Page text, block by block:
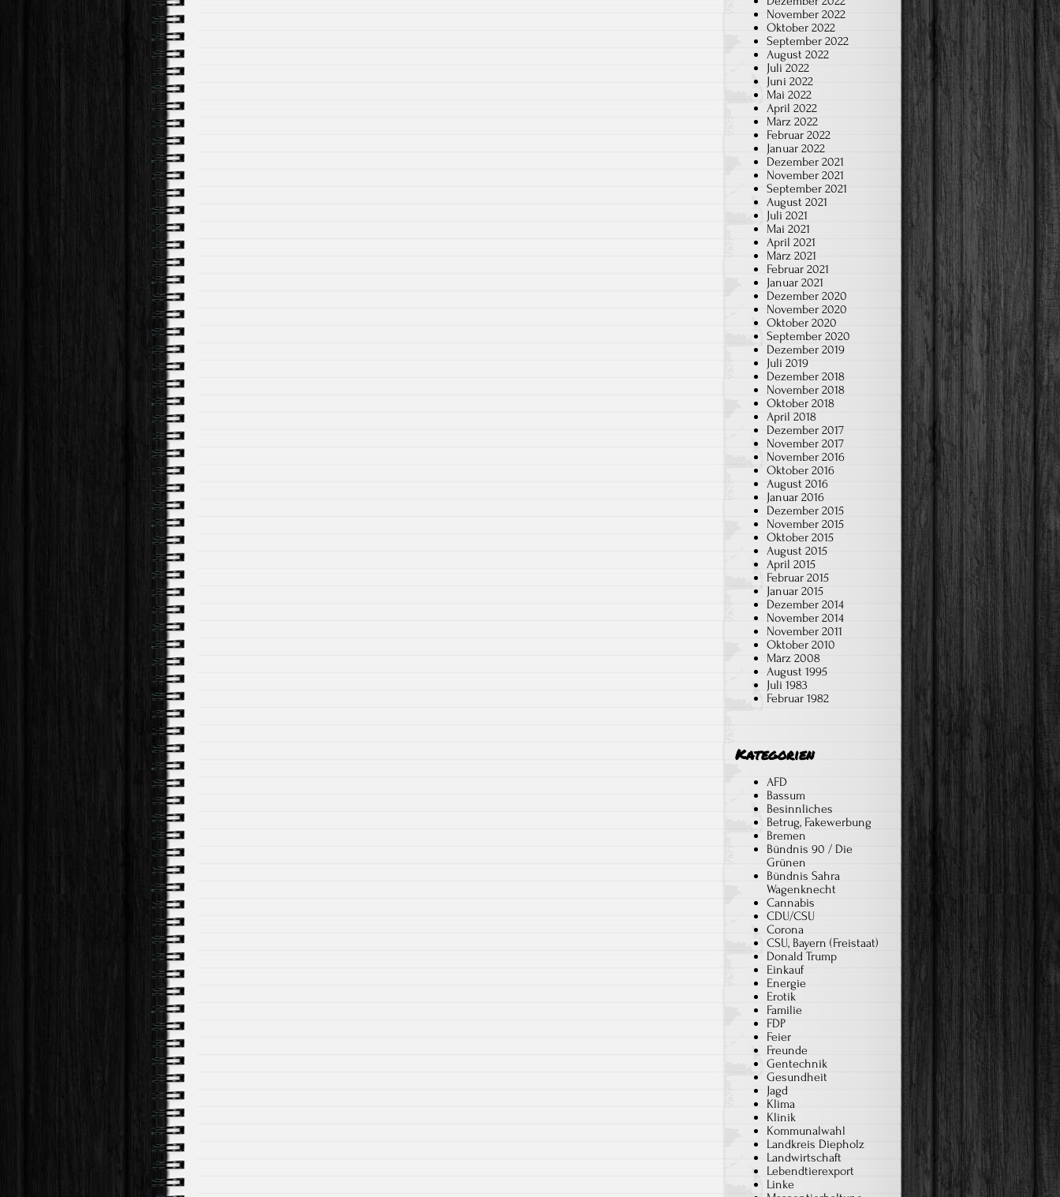
November 2022
Oktober 2022
September 2022
August 2022
Juli 2022
Juni 2022
Mai 2022
April 2022
März 2022
Februar 2022
Januar 2022
Dezember 2021
November 2021
September 2021
August 2021
Juli 2021
Mai 2021
April 2021
März 2021
Februar 2021
Januar 2021
Dezember 2020
November 2020
Oktober 2020
September 2020
Dezember 2019
Juli 2019
Dezember 2018
November 2018
Oktober 2018
April 2018
Dezember 2017
November 2017
November 2016
Oktober 2016
August 2016
Januar 2016
Dezember 2015
November 2015
Oktober 2015
August 2015
April 2015
Februar 2015
Januar 2015
Dezember 2014
November 2014
November 2011
Oktober 2010
März 2008
August 1995
Juli 1983
Februar 1982
Kategorien
AFD
Bassum
Besinnliches
Betrug, Fakewerbung
Bremen
Bündnis 90 / Die
Grünen
Bündnis Sahra
Wagenknecht
Cannabis
CDU/CSU
Corona
CSU, Bayern (Freistaat)
Donald Trump
Einkauf
Energie
Erotik
Familie
FDP
Feier
Freunde
Gentechnik
Gesundheit
Jagd
Klima
Klinik
Kommunalwahl
Landkreis Diepholz
Landwirtschaft
Lebendtierexport
Linke